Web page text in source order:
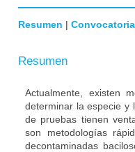
Resumen | Convocatoria
Resumen
Actualmente, existen
determinar la especie y
de pruebas tienen
son metodologías
decontaminadas